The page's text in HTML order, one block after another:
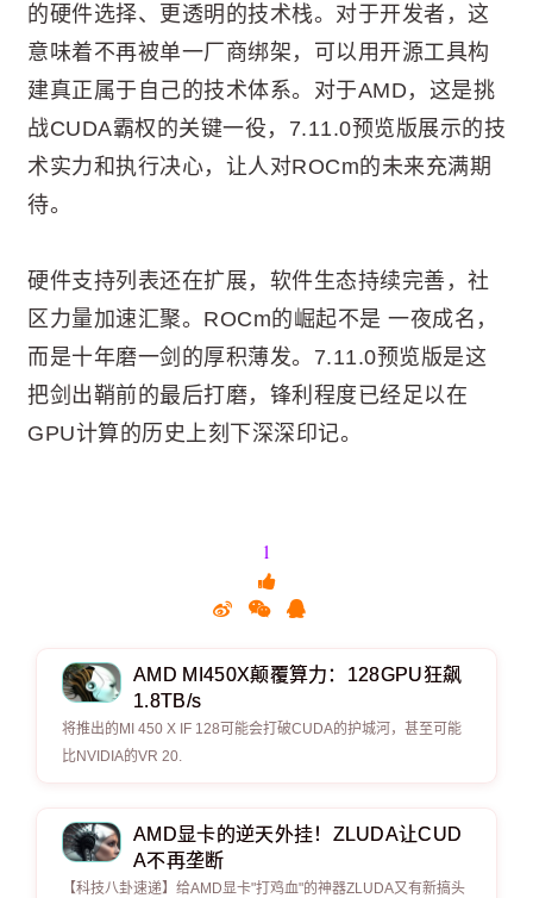
的硬件选择、更透明的技术栈。对于开发者，这
意味着不再被单一厂商绑架，可以用开源工具构
建真正属于自己的技术体系。对于AMD，这是挑
战CUDA霸权的关键一役，7.11.0预览版展示的技
术实力和执行决心，让人对ROCm的未来充满期
待。
硬件支持列表还在扩展，软件生态持续完善，社
区力量加速汇聚。ROCm的崛起不是 一夜成名，
而是十年磨一剑的厚积薄发。7.11.0预览版是这
把剑出鞘前的最后打磨，锋利程度已经足以在
GPU计算的历史上刻下深深印记。
1
AMD MI450X颠覆算力：128GPU狂飙
1.8TB/s
将推出的MI 450 X IF 128可能会打破CUDA的护城河，甚至可能
比NVIDIA的VR 20.
AMD显卡的逆天外挂！ZLUDA让CUD
A不再垄断
【科技八卦速递】给AMD显卡"打鸡血"的神器ZLUDA又有新搞头